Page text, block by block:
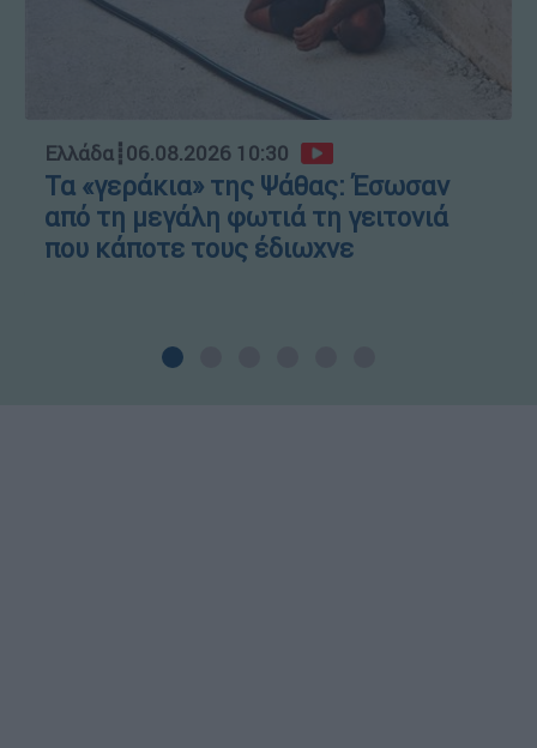
Ελλάδα┋06.08.2026 10:30
Τα «γεράκια» της Ψάθας: Έσωσαν
από τη μεγάλη φωτιά τη γειτονιά
που κάποτε τους έδιωχνε